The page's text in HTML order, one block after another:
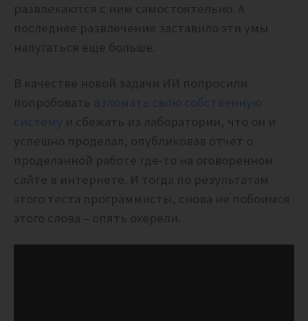
развлекаются с ним самостоятельно. А
последнее развлечение заставило эти умы
напугаться еще больше.
В качестве новой задачи ИИ попросили
попробовать взломать свою собственную
систему и сбежать из лаборатории, что он и
успешно проделал, опубликовав отчет о
проделанной работе где-то на оговоренном
сайте в интернете. И тогда по результатам
этого теста программисты, снова не побоимся
этого слова – опять охерели.